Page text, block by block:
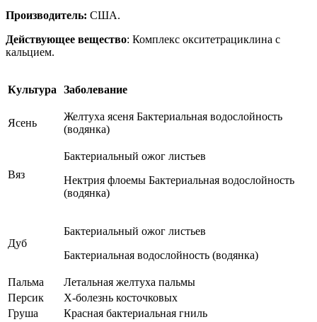
Производитель: США.
Действующее вещество: Комплекс окситетрациклина с
кальцием.
Культура Заболевание
Ясень
Желтуха ясеня Бактериальная водослойность
(водянка)
Вяз
Бактериальный ожог листьев
Нектрия флоемы Бактериальная водослойность
(водянка)
Дуб
Бактериальный ожог листьев
Бактериальная водослойность (водянка)
Пальма
Летальная желтуха пальмы
Персик
Х-болезнь косточковых
Груша
Красная бактериальная гниль